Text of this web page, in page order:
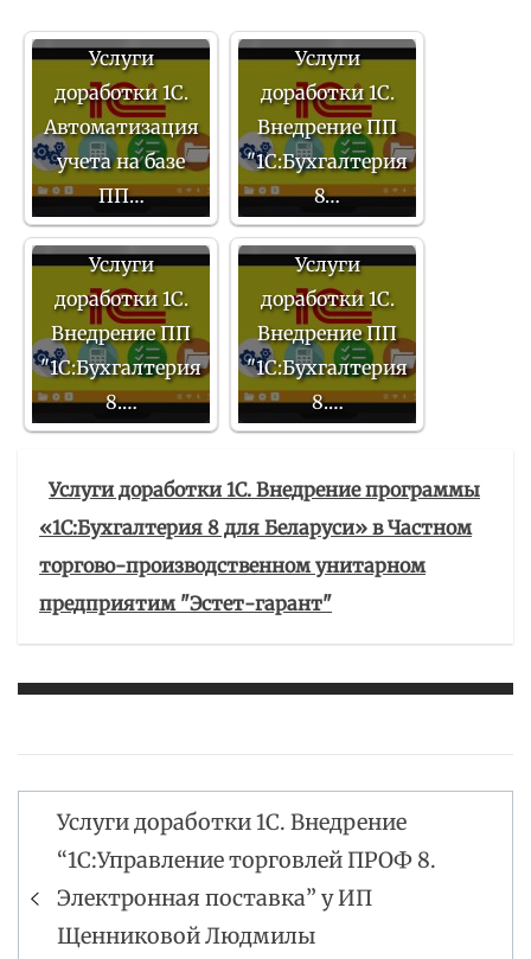
Услуги
доработки 1С.
Автоматизация
учета на базе
ПП…
Услуги
доработки 1С.
Внедрение ПП
"1С:Бухгалтерия
8…
Услуги
доработки 1С.
Внедрение ПП
"1С:Бухгалтерия
8.…
Услуги
доработки 1С.
Внедрение ПП
"1С:Бухгалтерия
8.…
Услуги доработки 1С. Внедрение программы
«1С:Бухгалтерия 8 для Беларуси» в Частном
торгово-производственном унитарном
предприятим "Эстет-гарант"
Навигация
по
записям
Услуги доработки 1С. Внедрение
“1С:Управление торговлей ПРОФ 8.
Электронная поставка” у ИП
Щенниковой Людмилы